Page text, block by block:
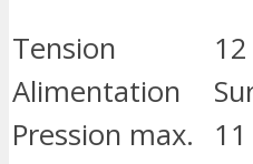
Tension
Alimentation
Pression max.